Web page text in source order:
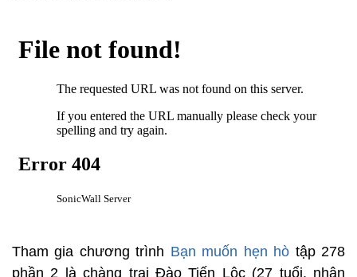
Tham gia chương trình Bạn muốn hẹn hò tập 278
phần 2 là chàng trai Đào Tiến Lộc (27 tuổi, nhân